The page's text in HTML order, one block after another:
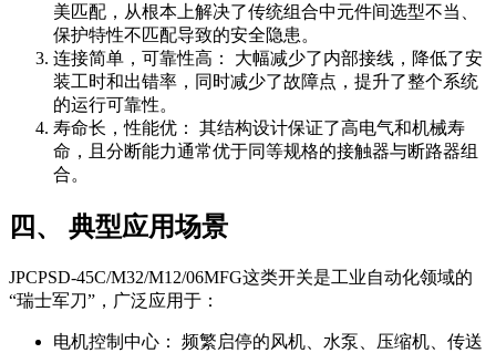
美匹配，从根本上解决了传统组合中元件间选型不当、
保护特性不匹配导致的安全隐患。
连接简单，可靠性高： 大幅减少了内部接线，降低了安
装工时和出错率，同时减少了故障点，提升了整个系统
的运行可靠性。
寿命长，性能优： 其结构设计保证了高电气和机械寿
命，且分断能力通常优于同等规格的接触器与断路器组
合。
四、 典型应用场景
JPCPSD-45C/M32/M12/06MFG这类开关是工业自动化领域的
“瑞士军刀”，广泛应用于：
电机控制中心： 频繁启停的风机、水泵、压缩机、传送